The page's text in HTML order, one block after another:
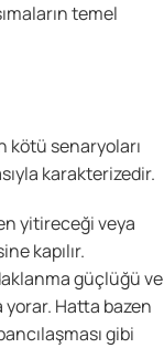
temel
kötü senaryoları
karakterizedir.
yitireceği veya
kapılır.
güçlüğü ve
Hatta bazen
gibi